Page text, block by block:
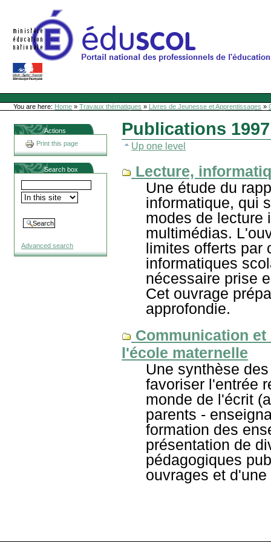
Site Web de l'ONL
Sections
Personal
toolsYou are here: Home » Travaux thématiques » Livres de Jeunesse et Apprentissages »
Actions
Print this page
Search box
Advanced search
Publications 1997
Up one level
Lecture,
Une étude du
informatique, qui
modes de lecture
multimédias.
limites offerts par
informatiques
nécessaire prise
Cet ouvrage
approfondie.
Communication
l'école maternelle
Une synthèse
favoriser l'entrée
monde de l'écrit
parents -
formation des
présentation de
pédagogiques
ouvrages et